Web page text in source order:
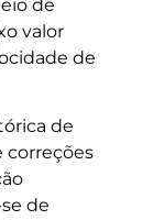
de
valor
de
de
correções
de